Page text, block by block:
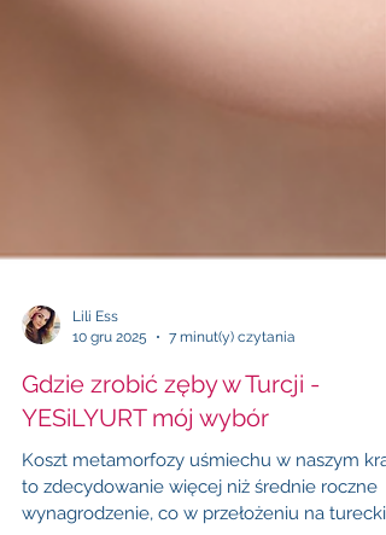
10 gru 2025
7 minut(y) czytania
Gdzie zrobić zęby w Turcji -
YESiLYURT mój wybór
Koszt metamorfozy uśmiechu w naszym
to zdecydowanie więcej niż średnie roczne